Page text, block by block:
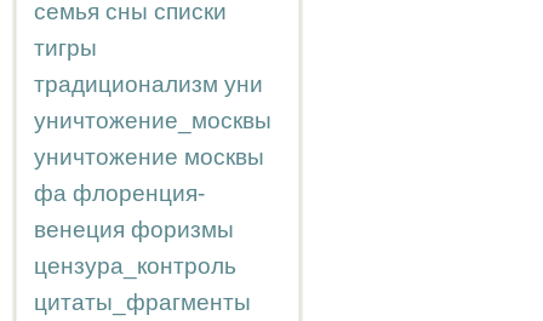
семья сны списки
тигры
традиционализм уни
уничтожение_москвы
уничтожение москвы
фа флоренция-
венеция форизмы
цензура_контроль
цитаты_фрагменты